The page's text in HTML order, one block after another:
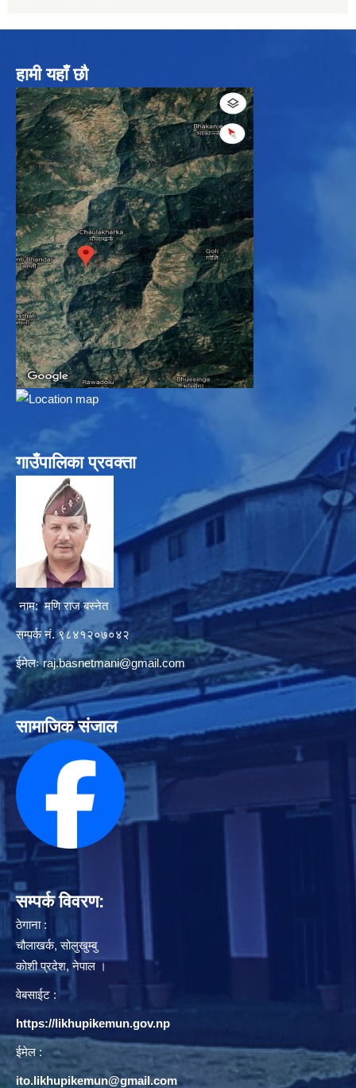
हामी यहाँ छौ
गाउँपालिका प्रवक्ता
नाम: मणि राज बस्नेत
सम्पर्क नं. ९८४१२०७०४२
ईमेलःraj.basnetmani@gmail.com
सामाजिक संजाल
सम्पर्क विवरण:
ठेगाना :
चौलाखर्क, सोलुखुम्बु
काेशी प्रदेश, नेपाल ।
वेबसाईट :
https://likhupikemun.gov.np
ईमेल :
ito.likhupikemun@gmail.com